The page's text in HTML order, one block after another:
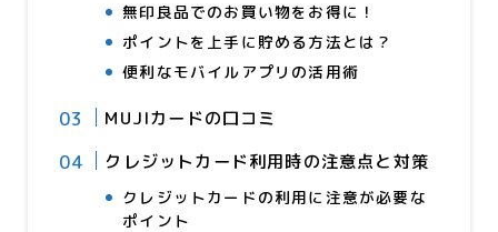
無印良品でのお買い物をお得に！
ポイントを上手に貯める方法とは？
便利なモバイルアプリの活用術
MUJIカードの口コミ
クレジットカード利用時の注意点と対策
クレジットカードの利用に注意が必要な
ポイント